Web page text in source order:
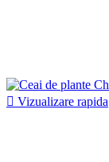
 Vizualizare rapida